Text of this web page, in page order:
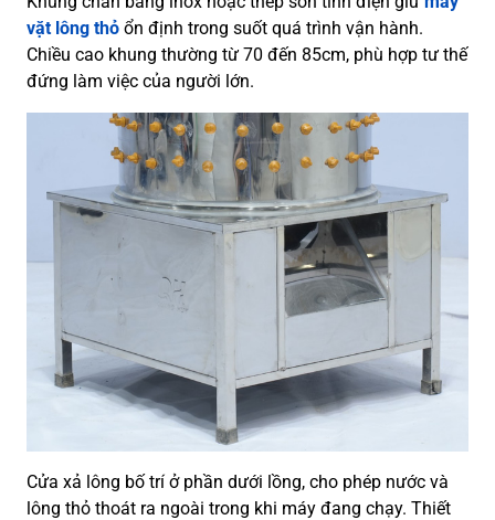
vặt lông thỏ ổn định trong suốt quá trình vận hành.
Chiều cao khung thường từ 70 đến 85cm, phù hợp tư thế
đứng làm việc của người lớn.
Cửa xả lông bố trí ở phần dưới lồng, cho phép nước và
lông thỏ thoát ra ngoài trong khi máy đang chạy. Thiết